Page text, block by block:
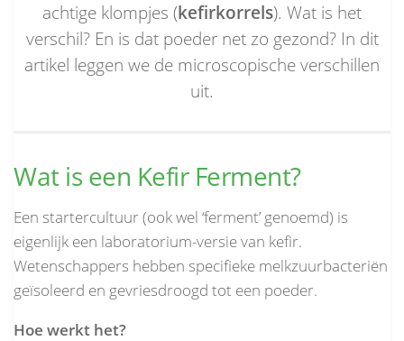
achtige klompjes (kefirkorrels). Wat is het
verschil? En is dat poeder net zo gezond? In dit
artikel leggen we de microscopische verschillen
uit.
Wat is een Kefir Ferment?
Een startercultuur (ook wel ‘ferment’ genoemd) is
eigenlijk een laboratorium-versie van kefir.
Wetenschappers hebben specifieke melkzuurbacteriën
geïsoleerd en gevriesdroogd tot een poeder.
Hoe werkt het?